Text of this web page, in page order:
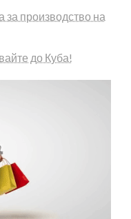
за производство на
до Куба!